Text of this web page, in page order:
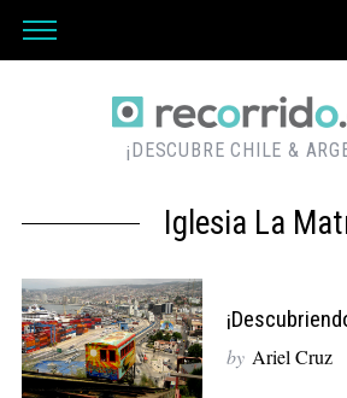
¡DESCUBRE CHILE &
Iglesia La
by Ariel Cruz